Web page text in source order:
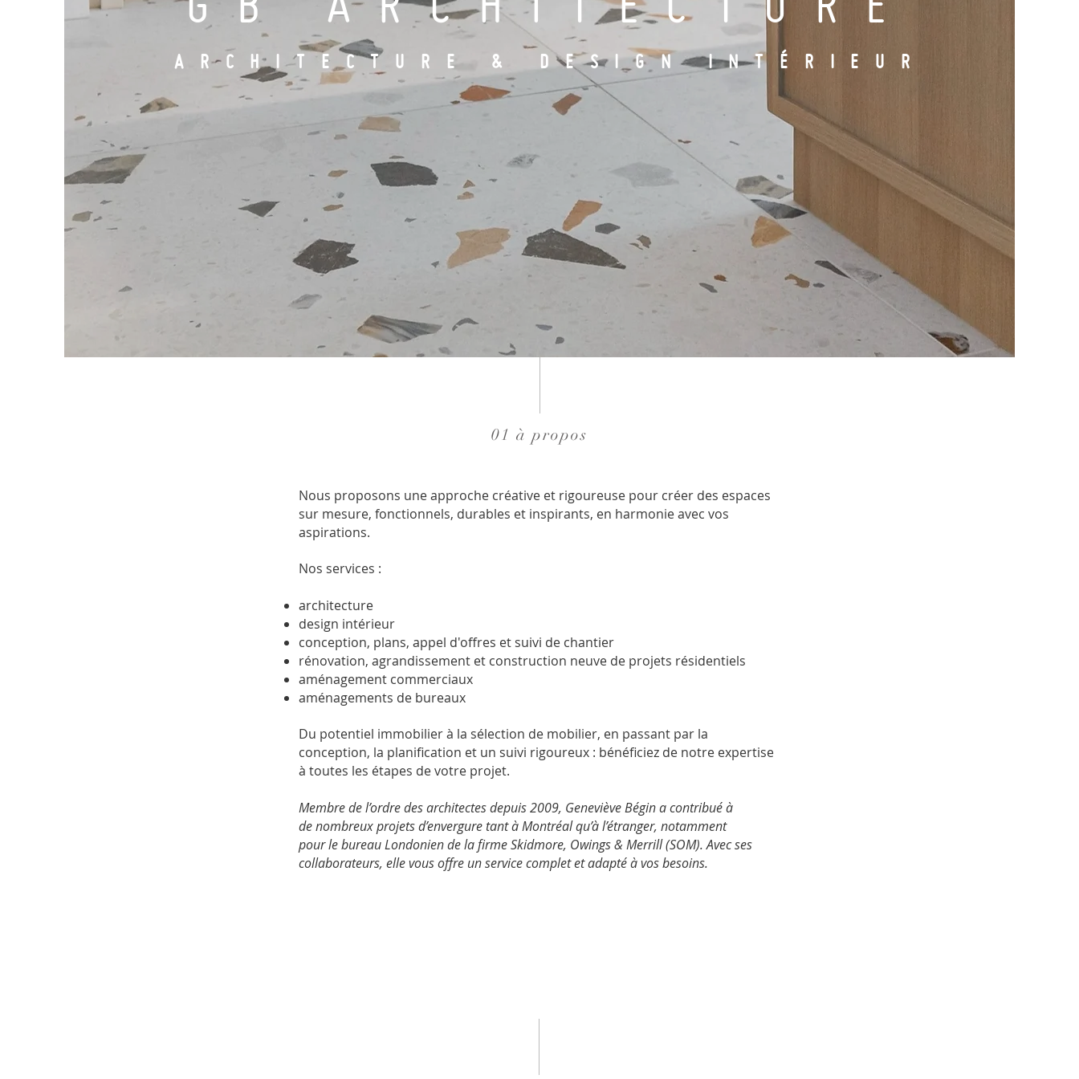
ARCHITECTURE & DESIGN INTÉRIEUR
01 à propos
Nous proposons une approche créative et rigoureuse pour créer des espaces
sur mesure, fonctionnels, durables et inspirants, en harmonie avec vos
aspirations.
Nos services :
architecture
design intérieur
conception, plans, appel d'offres et suivi de chantier
rénovation, agrandissement et construction neuve de projets résidentiels
aménagement commerciaux
aménagements de bureaux
Du potentiel immobilier à la sélection de mobilier, en passant par la
conception, la planification et un suivi rigoureux : bénéficiez de notre expertise
à toutes les étapes de votre projet.
Membre de l’ordre des architectes depuis 2009, Geneviève Bégin a contribué à
de nombreux projets d’envergure tant à Montréal qu’à l’étranger, notamment
pour le bureau Londonien de la firme Skidmore, Owings & Merrill (SOM). Avec ses
collaborateurs, elle vous offre un service complet et adapté à vos besoins.